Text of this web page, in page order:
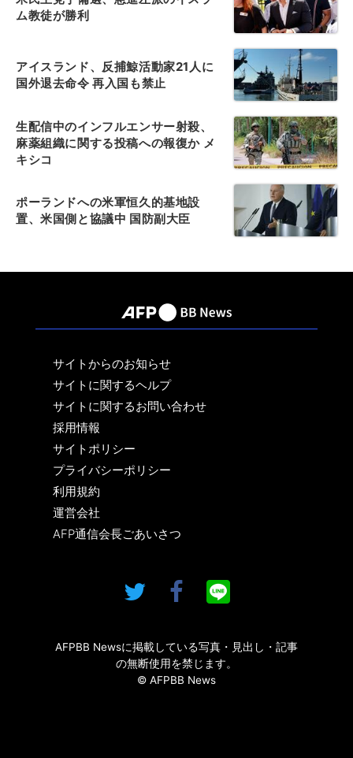
ム教徒が勝利
アイスランド、反捕鯨活動家21人に
国外退去命令 再入国も禁止
生配信中のインフルエンサー射殺、
麻薬組織に関する投稿への報復か メ
キシコ
ポーランドへの米軍恒久的基地設
置、米国側と協議中 国防副大臣
サイトからのお知らせ
サイトに関するヘルプ
サイトに関するお問い合わせ
採用情報
サイトポリシー
プライバシーポリシー
利用規約
運営会社
AFP通信会長ごあいさつ
AFPBB Newsに掲載している写真・見出し・記事
の無断使用を禁じます。
© AFPBB News